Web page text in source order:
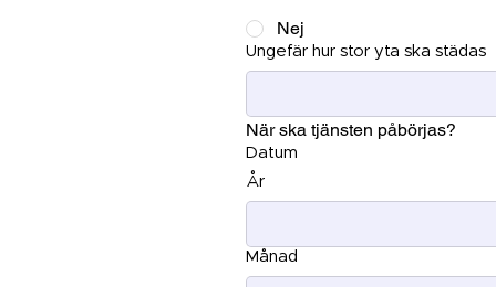
Nej
Ungefär hur stor yta ska städas
När ska tjänsten påbörjas?
Datum
År
Månad